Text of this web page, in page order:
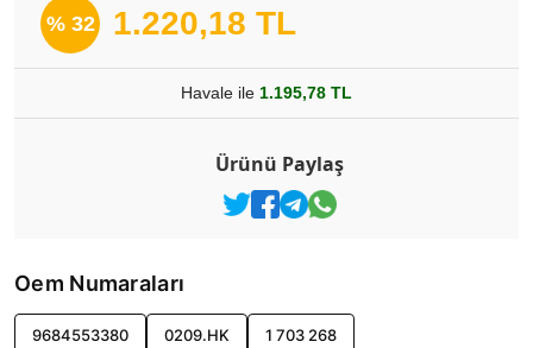
% 32 1.220,18 TL
Havale ile 1.195,78 TL
Ürünü Paylaş
Oem Numaraları
9684553380 0209.HK 1 703 268